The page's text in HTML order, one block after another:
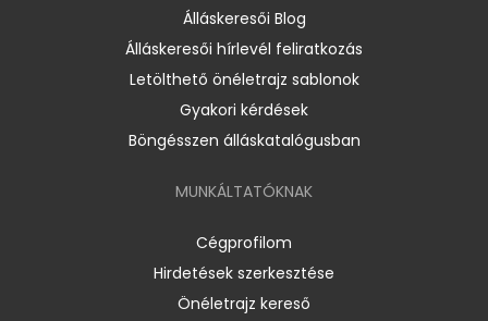
Álláskeresői Blog
Álláskeresői hírlevél feliratkozás
Letölthető önéletrajz sablonok
Gyakori kérdések
Böngésszen álláskatalógusban
MUNKÁLTATÓKNAK
Cégprofilom
Hirdetések szerkesztése
Önéletrajz kereső